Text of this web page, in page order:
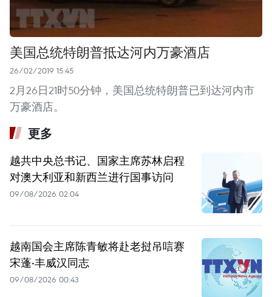
美国总统特朗普抵达河内万豪酒店
26/02/2019 15:45
2月26日21时50分钟，美国总统特朗普已到达河内市
万豪酒店。
更多
越共中央总书记、国家主席苏林启程
对澳大利亚和新西兰进行国事访问
09/08/2026 02:04
越南国会主席陈青敏将赴老挝吊唁赛
宋蓬·丰威汉同志
09/08/2026 00:43